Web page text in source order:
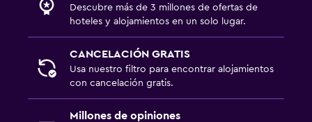
Descubre más de 3 millones de ofertas de
hoteles y alojamientos en un solo lugar.
CANCELACIÓN GRATIS
Usa nuestro filtro para encontrar alojamientos
con cancelación gratis.
Millones de opiniones